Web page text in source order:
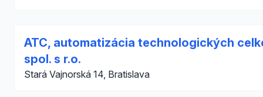
ATC, automatizácia technologických
spol. s r.o.
Stará Vajnorská 14, Bratislava